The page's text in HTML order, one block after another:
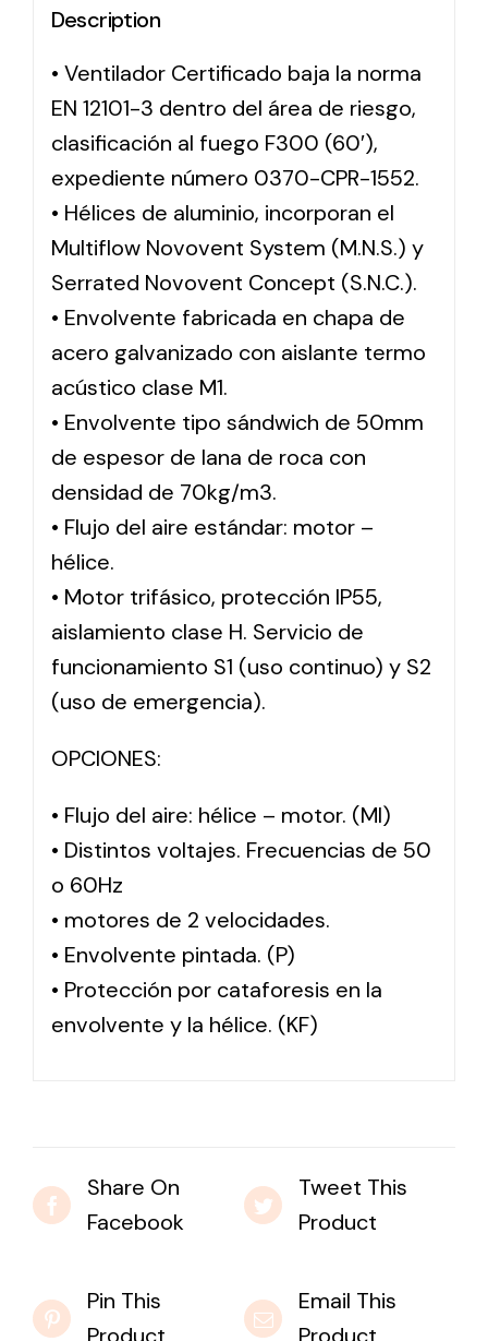
Description
• Ventilador Certificado baja la norma
EN 12101-3 dentro del área de riesgo,
clasificación al fuego F300 (60′),
expediente número 0370-CPR-1552.
• Hélices de aluminio, incorporan el
Multiflow Novovent System (M.N.S.) y
Serrated Novovent Concept (S.N.C.).
• Envolvente fabricada en chapa de
acero galvanizado con aislante termo
acústico clase M1.
• Envolvente tipo sándwich de 50mm
de espesor de lana de roca con
densidad de 70kg/m3.
• Flujo del aire estándar: motor –
hélice.
• Motor trifásico, protección IP55,
aislamiento clase H. Servicio de
funcionamiento S1 (uso continuo) y S2
(uso de emergencia).
OPCIONES:
• Flujo del aire: hélice – motor. (MI)
• Distintos voltajes. Frecuencias de 50
o 60Hz
• motores de 2 velocidades.
• Envolvente pintada. (P)
• Protección por cataforesis en la
envolvente y la hélice. (KF)
Share On
Facebook
Tweet This
Product
Pin This
Email This